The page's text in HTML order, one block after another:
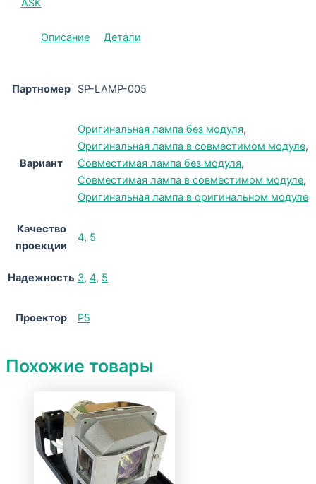
ASK
Описание Детали
Партномер SP-LAMP-005
Вариант
Оригинальная лампа без модуля,
Оригинальная лампа в совместимом модуле,
Совместимая лампа без модуля,
Совместимая лампа в совместимом модуле,
Оригинальная лампа в оригинальном модуле
Качество
проекции
4, 5
Надежность 3, 4, 5
Проектор P5
Похожие товары